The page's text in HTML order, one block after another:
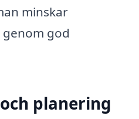
minskar
god
planering